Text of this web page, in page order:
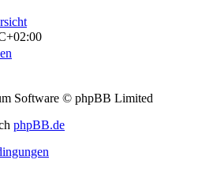
Software © phpBB Limited
phpBB.de